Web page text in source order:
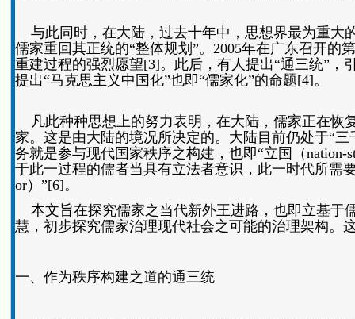
与此同时，在大陆，过去十年中，思想界最为重大
儒家重回其正统的“整体规划”。2005年在广东召开
重建过程的强烈愿望[3]。此后，有人提出“通三统”
提出“马克思主义中国化”也即“儒家化”的命题[4]。
凡此种种思想上的努力表明，在大陆，儒家正在恢
家。这是由大陆的境况所决定的。大陆目前仍处于“
务就是参与现代国家秩序之构建，也即“立国（
于此一过程的儒者当具有立法者意识，此一时代所需
or）”[6]。
本文旨在探究儒家之当代新外王进路，也即立基于
慧，初步探究儒家治理现代社会之可能的治理架构。
一、作为秩序构建之道的通三统